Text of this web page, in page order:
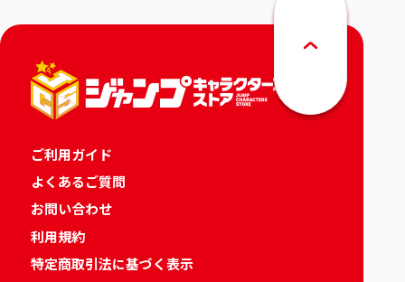
ご利用ガイド
よくあるご質問
お問い合わせ
利用規約
特定商取引法に基づく表示